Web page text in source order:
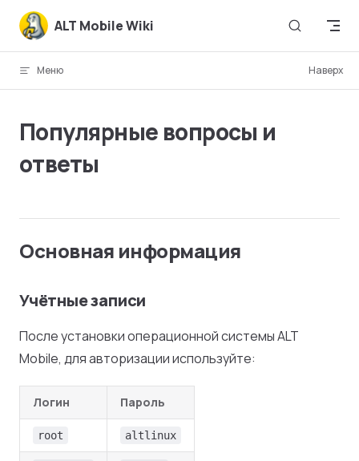
Skip to content
ALT Mobile Wiki
Меню Наверх
Популярные вопросы и
ответы
Основная информация
Учётные записи
После установки операционной системы ALT
Mobile, для авторизации используйте:
Логин Пароль
root altlinux